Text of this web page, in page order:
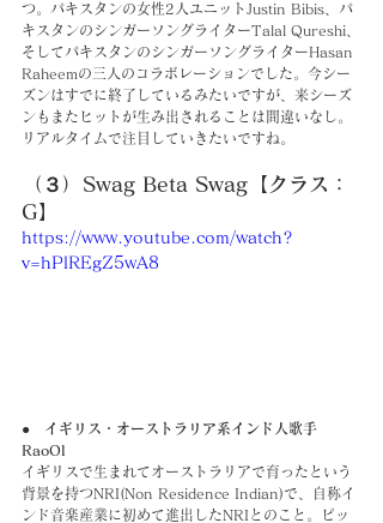
つ。パキスタンの女性2人ユニットJustin Bibis、パ
キスタンのシンガーソングライターTalal Qureshi、
そしてパキスタンのシンガーソングライターHasan
Raheemの三人のコラボレーションでした。今シー
ズンはすでに終了しているみたいですが、来シーズ
ンもまたヒットが生み出されることは間違いなし。
リアルタイムで注目していきたいですね。
（３）Swag Beta Swag【クラス：
G】
https://www.youtube.com/watch?
v=hPlREgZ5wA8
●　イギリス・オーストラリア系インド人歌手
RaoOl
イギリスで生まれてオーストラリアで育ったという
背景を持つNRI(Non Residence Indian)で、自称イ
ンド音楽産業に初めて進出したNRIとのこと。ピッ